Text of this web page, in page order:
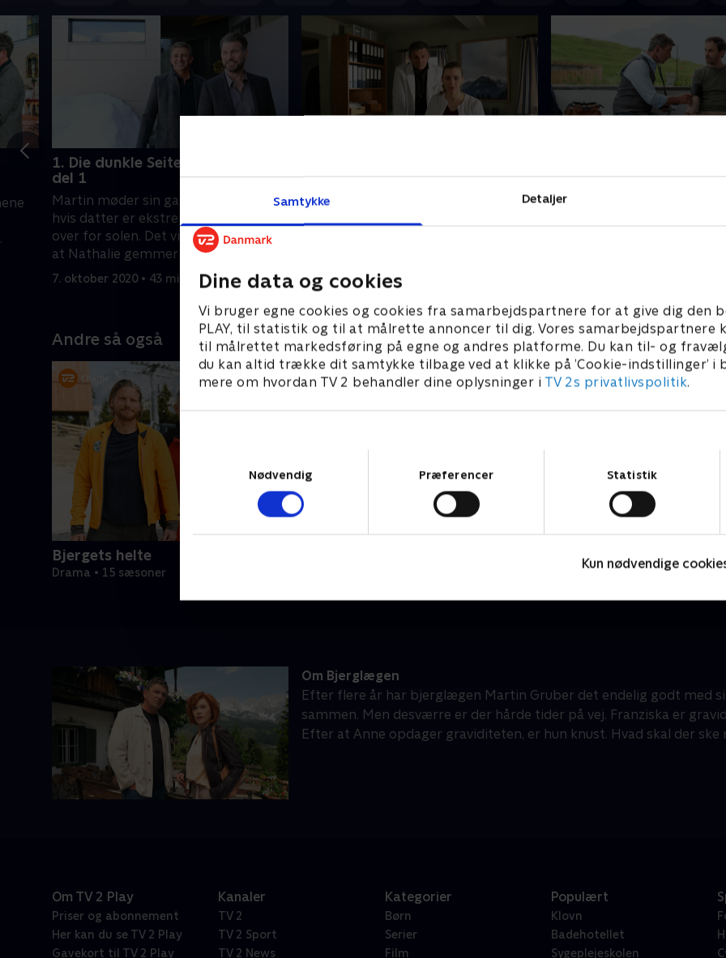
Samtykke Detaljer
Dine data og cookies
Vi bruger egne cookies og cookies fra samarbejdspartnere for at give dig den
PLAY, til statistik og til at målrette annoncer til dig. Vores samarbejdspartnere
til målrettet markedsføring på egne og andres platforme. Du kan til- og
du kan altid trække dit samtykke tilbage ved at klikke på ’Cookie-indstillinger’ i
mere om hvordan TV 2 behandler dine oplysninger i TV 2s privatlivspolitik.
Nødvendig
Præferencer Statistik
Kun nødvendige
1. Die dunkle Seite des Lichts -
del 1
Martin møder sin gamle ven, Hannes,
hvis datter er ekstrem overfølsom
over for solen. Det viser sig dog snart,
at Nathalie gemmer på en
hemmelighed.
7. oktober 2020 • 43 min
del 2
Tim ligger i koma på hospitalet.
mørke uden grund.
8. oktober 2020 • 43 min
epileptiske anfald, bliver
Andre så også
Bjergets helte
Drama • 15 sæsoner
Om Bjerglægen
Efter flere år har bjerglægen Martin Gruber det endelig godt med
sammen. Men desværre er der hårde tider på vej. Franziska er
Efter at Anne opdager graviditeten, er hun knust. Hvad skal der ske
Om TV 2 Play
Priser og abonnement
Her kan du se TV 2 Play
Gavekort til TV 2 Play
Kanaler
TV 2
TV 2 Sport
TV 2 News
Kategorier
Børn
Serier
Film
Populært
Klovn
Badehotellet
Sygeplejeskolen